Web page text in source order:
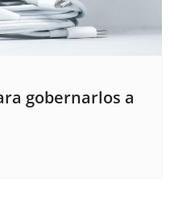
gobernarlos a